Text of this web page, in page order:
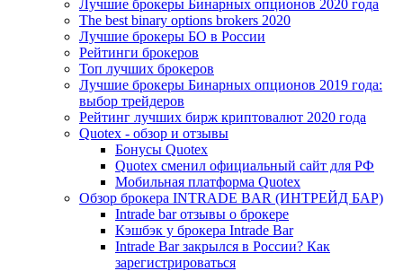
Лучшие брокеры Бинарных опционов 2020 года
The best binary options brokers 2020
Лучшие брокеры БО в России
Рейтинги брокеров
Топ лучших брокеров
Лучшие брокеры Бинарных опционов 2019 года:
выбор трейдеров
Рейтинг лучших бирж криптовалют 2020 года
Quotex - обзор и отзывы
Бонусы Quotex
Quotex сменил официальный сайт для РФ
Мобильная платформа Quotex
Обзор брокера INTRADE BAR (ИНТРЕЙД БАР)
Intrade bar отзывы о брокере
Кэшбэк у брокера Intrade Bar
Intrade Bar закрылся в России? Как
зарегистрироваться